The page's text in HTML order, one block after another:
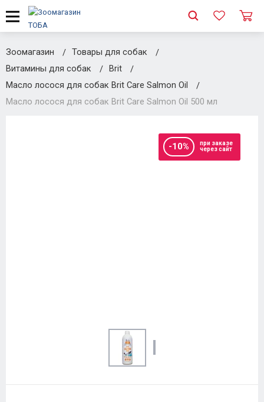
Зоомагазин
Товары для собак
Витамины для собак
Brit
Масло лосося для собак Brit Care Salmon Oil
Масло лосося для собак Brit Care Salmon Oil 500 мл
-10%
при заказе
через сайт